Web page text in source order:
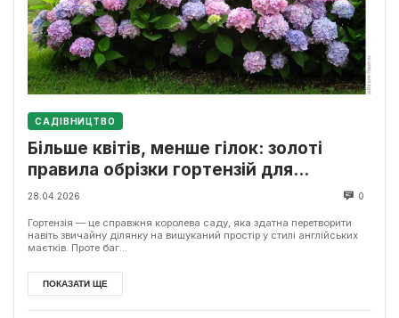
САДІВНИЦТВО
Більше квітів, менше гілок: золоті
правила обрізки гортензій для
початківців
28.04.2026 0
Гортензія — це справжня королева саду, яка здатна перетворити
навіть звичайну ділянку на вишуканий простір у стилі англійських
маєтків. Проте баг...
ПОКАЗАТИ ЩЕ